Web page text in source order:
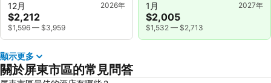
12月 2026年
$2,212
$1,596 — $3,959
1月 2027年
$2,005
$1,532 — $2,713
顯示更多
關於屏東市區的常見問答